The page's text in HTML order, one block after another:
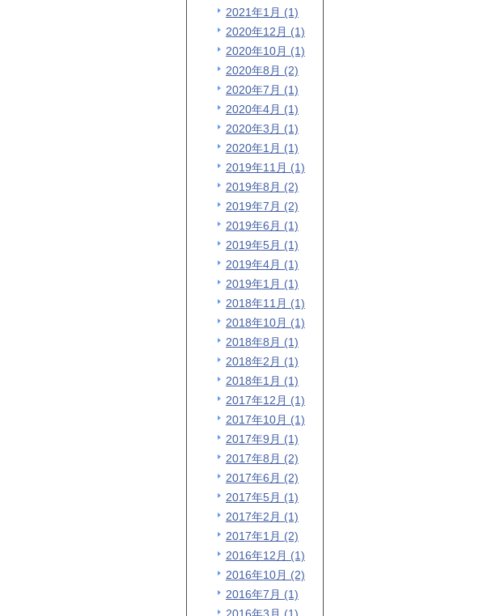
2021年1月 (1)
2020年12月 (1)
2020年10月 (1)
2020年8月 (2)
2020年7月 (1)
2020年4月 (1)
2020年3月 (1)
2020年1月 (1)
2019年11月 (1)
2019年8月 (2)
2019年7月 (2)
2019年6月 (1)
2019年5月 (1)
2019年4月 (1)
2019年1月 (1)
2018年11月 (1)
2018年10月 (1)
2018年8月 (1)
2018年2月 (1)
2018年1月 (1)
2017年12月 (1)
2017年10月 (1)
2017年9月 (1)
2017年8月 (2)
2017年6月 (2)
2017年5月 (1)
2017年2月 (1)
2017年1月 (2)
2016年12月 (1)
2016年10月 (2)
2016年7月 (1)
2016年3月 (1)